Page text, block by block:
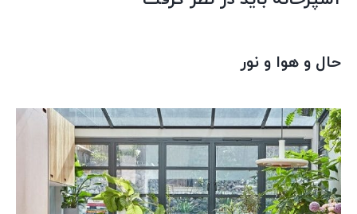
حال و هوا و نور